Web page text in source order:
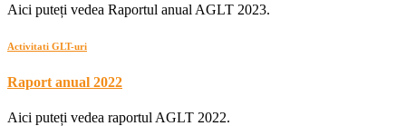
Aici puteți vedea Raportul anual AGLT 2023.
Activitati GLT-uri
Raport anual 2022
Aici puteți vedea raportul AGLT 2022.